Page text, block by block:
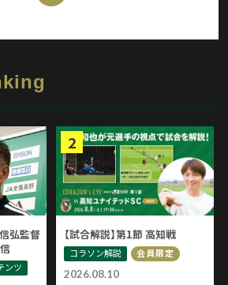
弘監督
ンツ
2026.08.10
【試合解説】第1節 高知戦
コラソン解説 会員限定